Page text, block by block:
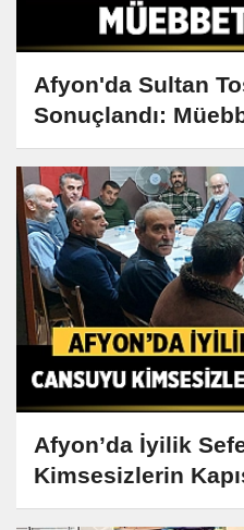
Afyon'da Sultan
Sonuçlandı:
Afyon’da İyilik
Kimsesizlerin